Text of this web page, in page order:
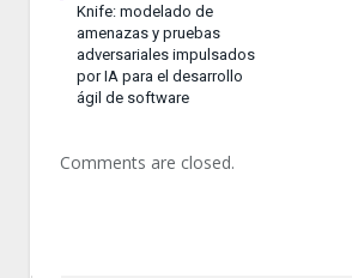
Knife: modelado de
amenazas y pruebas
adversariales impulsados
por IA para el desarrollo
ágil de software
Comments are closed.